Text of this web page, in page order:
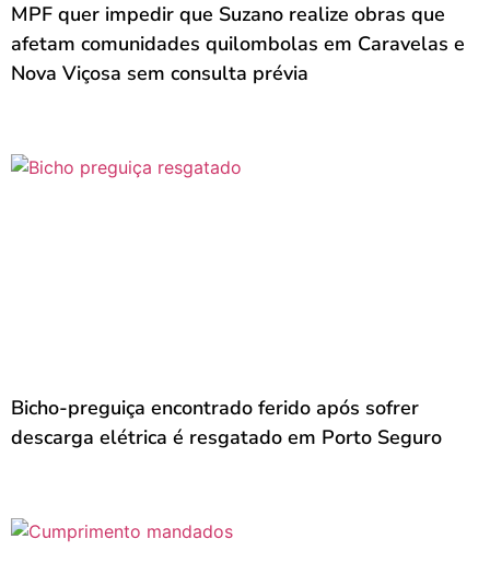
MPF quer impedir que Suzano realize obras que
afetam comunidades quilombolas em Caravelas e
Nova Viçosa sem consulta prévia
Bicho-preguiça encontrado ferido após sofrer
descarga elétrica é resgatado em Porto Seguro